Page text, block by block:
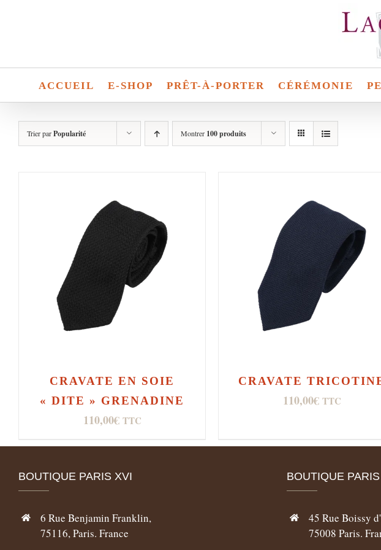
ACCUEIL E-SHOP PRÊT-À-PORTER CÉRÉMONIE
Trier parPopularité Montrer 100 produits
CRAVATE EN SOIE
« DITE » GRENADINE
110,00€ TTC
CRAVATE
110,00€ TTC
BOUTIQUE PARIS XVI
6 Rue Benjamin Franklin,
75116, Paris. France
BOUTIQUE
45 Rue Boissy
75008 Paris.